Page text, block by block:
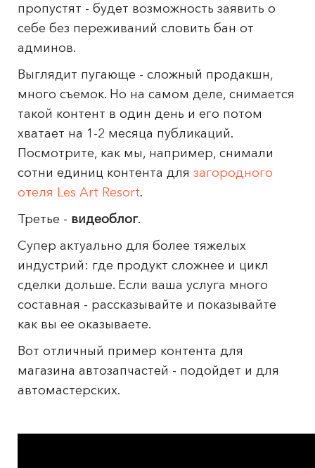
пропустят - будет возможность заявить о
себе без переживаний словить бан от
админов.
Выглядит пугающе - сложный продакшн,
много съемок. Но на самом деле, снимается
такой контент в один день и его потом
хватает на 1-2 месяца публикаций.
Посмотрите, как мы, например, снимали
сотни единиц контента для загородного
отеля Les Art Resort.
Третье - видеоблог.
Супер актуально для более тяжелых
индустрий: где продукт сложнее и цикл
сделки дольше. Если ваша услуга много
составная - рассказывайте и показывайте
как вы ее оказываете.
Вот отличный пример контента для
магазина автозапчастей - подойдет и для
автомастерских.